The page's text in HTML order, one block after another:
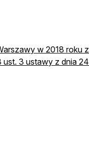
w 2018 roku
3 ustawy z dnia